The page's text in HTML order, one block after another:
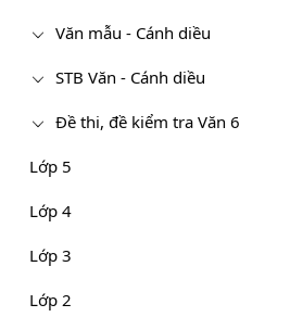
Văn mẫu - Cánh diều
STB Văn - Cánh diều
Đề thi, đề kiểm tra Văn 6
Lớp 5
Lớp 4
Lớp 3
Lớp 2